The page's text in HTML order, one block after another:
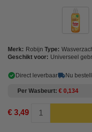
Merk: Robijn Type:
Geschikt voor: Universeel
Direct leverbaar Nu
Per Wasbeurt € 0,134
€ 3,49